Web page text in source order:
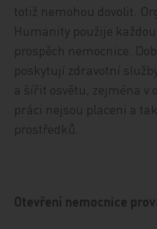
totiž nemohou dovolit.
Humanity použije
prospěch nemocnice.
poskytují zdravotní
a šířit osvětu, zejména v
práci nejsou placeni a
prostředků.
Otevření nemocnice